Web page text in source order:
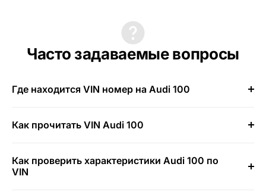
Часто задаваемые вопросы
Где находится VIN номер на Audi 100
Как прочитать VIN Audi 100
Как проверить характеристики Audi 100 по
VIN